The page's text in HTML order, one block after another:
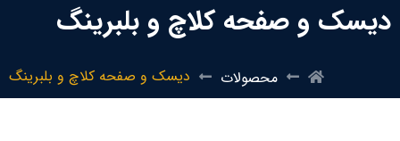
دیسک و صفحه کلاچ و بلبرینگ
محصولات دیسک و صفحه کلاچ و بلبرینگ